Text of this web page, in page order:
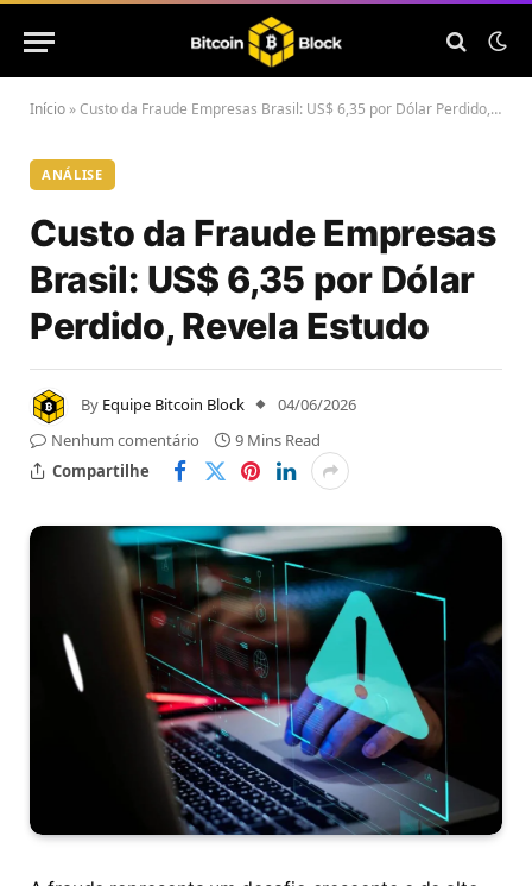
Início »Custo da Fraude Empresas Brasil: US$ 6,35 por Dólar Perdido, Revela Estudo
ANÁLISE
Custo da Fraude Empresas
Brasil: US$ 6,35 por Dólar
Perdido, Revela Estudo
By Equipe Bitcoin Block
04/06/2026
Nenhum comentário
9 Mins Read
Compartilhe